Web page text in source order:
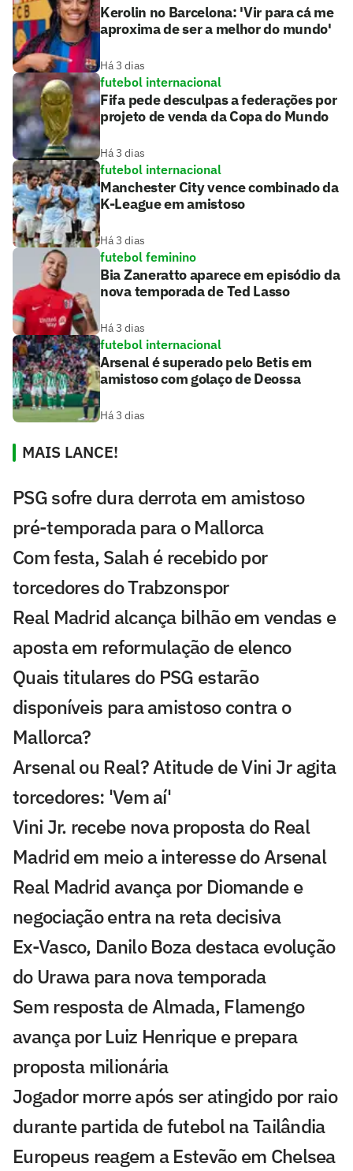
Kerolin no Barcelona: 'Vir para cá me
aproxima de ser a melhor do mundo'
Há 3 dias
futebol internacional
Fifa pede desculpas a federações por
projeto de venda da Copa do Mundo
Há 3 dias
futebol internacional
Manchester City vence combinado da
K-League em amistoso
Há 3 dias
futebol feminino
Bia Zaneratto aparece em episódio da
nova temporada de Ted Lasso
Há 3 dias
futebol internacional
Arsenal é superado pelo Betis em
amistoso com golaço de Deossa
Há 3 dias
MAIS LANCE!
PSG sofre dura derrota em amistoso
pré-temporada para o Mallorca
Com festa, Salah é recebido por
torcedores do Trabzonspor
Real Madrid alcança bilhão em vendas e
aposta em reformulação de elenco
Quais titulares do PSG estarão
disponíveis para amistoso contra o
Mallorca?
Arsenal ou Real? Atitude de Vini Jr agita
torcedores: 'Vem aí'
Vini Jr. recebe nova proposta do Real
Madrid em meio a interesse do Arsenal
Real Madrid avança por Diomande e
negociação entra na reta decisiva
Ex-Vasco, Danilo Boza destaca evolução
do Urawa para nova temporada
Sem resposta de Almada, Flamengo
avança por Luiz Henrique e prepara
proposta milionária
Jogador morre após ser atingido por raio
durante partida de futebol na Tailândia
Europeus reagem a Estevão em Chelsea